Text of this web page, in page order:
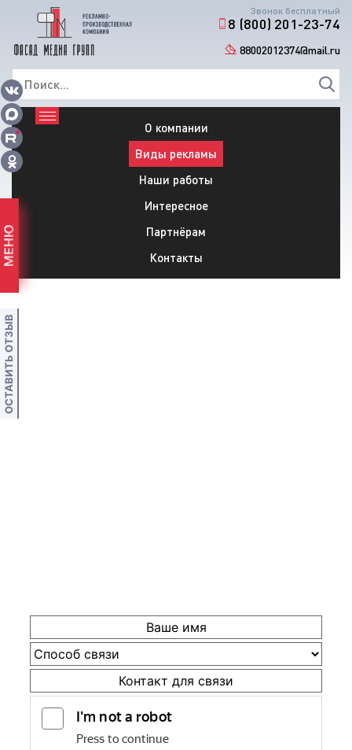
Звонок бесплатный
8 (800) 201-23-74
88002012374@mail.ru
О компании
Виды рекламы
Наши работы
Интересное
Партнёрам
Контакты
МЕНЮ
ОСТАВИТЬ ОТЗЫВ